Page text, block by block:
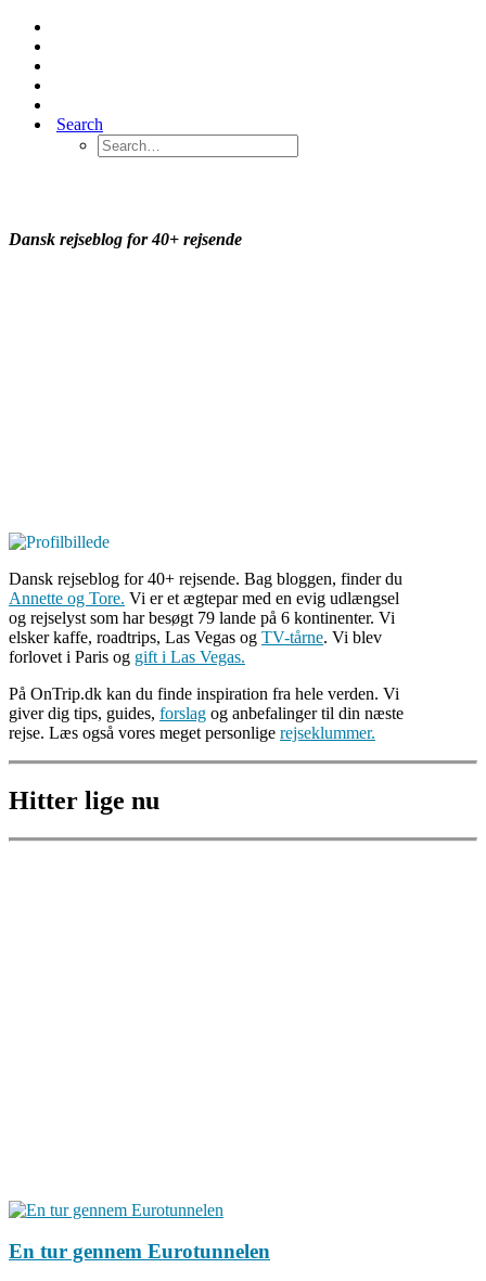
Search
Dansk rejseblog for 40+ rejsende
Dansk rejseblog for 40+ rejsende. Bag bloggen, finder du
Annette og Tore. Vi er et ægtepar med en evig udlængsel
og rejselyst som har besøgt 79 lande på 6 kontinenter. Vi
elsker kaffe, roadtrips, Las Vegas og TV-tårne. Vi blev
forlovet i Paris og gift i Las Vegas.
På OnTrip.dk kan du finde inspiration fra hele verden. Vi
giver dig tips, guides, forslag og anbefalinger til din næste
rejse. Læs også vores meget personlige rejseklummer.
Hitter lige nu
En tur gennem Eurotunnelen